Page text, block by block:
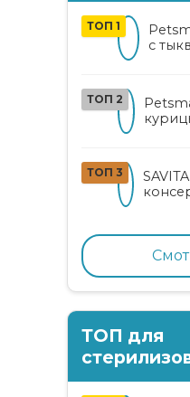
ТОП 1
с
ТОП 2
ТОП 3
ТОП для